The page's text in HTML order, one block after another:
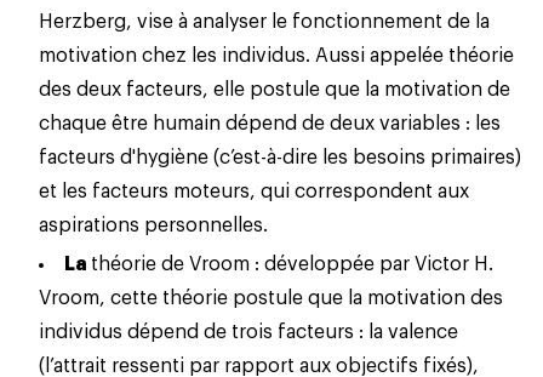
Herzberg, vise à analyser le fonctionnement de la
motivation chez les individus. Aussi appelée théorie
des deux facteurs, elle postule que la motivation de
chaque être humain dépend de deux variables : les
facteurs d'hygiène (c’est-à-dire les besoins primaires)
et les facteurs moteurs, qui correspondent aux
aspirations personnelles.
La théorie de Vroom : développée par Victor H.
Vroom, cette théorie postule que la motivation des
individus dépend de trois facteurs : la valence
(l’attrait ressenti par rapport aux objectifs fixés),